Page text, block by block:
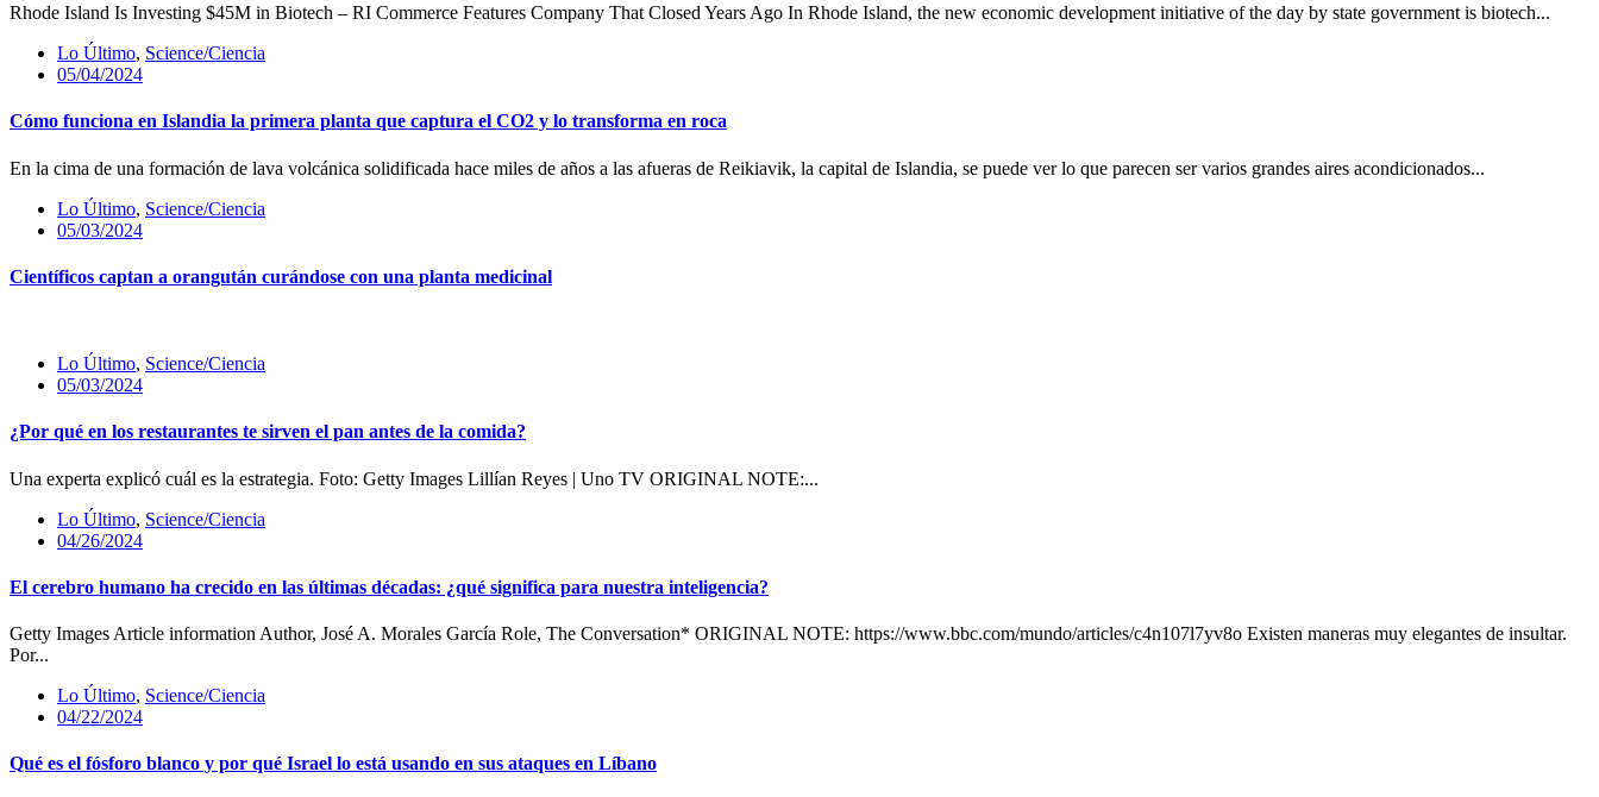
Rhode Island Is Investing $45M in Biotech – RI Commerce Features Company That Closed Years Ago In Rhode Island, the new economic development initiative of the day by state government is biotech...
Lo Último, Science/Ciencia
05/04/2024
Cómo funciona en Islandia la primera planta que captura el CO2 y lo transforma en roca
En la cima de una formación de lava volcánica solidificada hace miles de años a las afueras de Reikiavik, la capital de Islandia, se puede ver lo que parecen ser varios grandes aires acondicionados...
Lo Último, Science/Ciencia
05/03/2024
Científicos captan a orangután curándose con una planta medicinal
Lo Último, Science/Ciencia
05/03/2024
¿Por qué en los restaurantes te sirven el pan antes de la comida?
Una experta explicó cuál es la estrategia. Foto: Getty Images Lillían Reyes | Uno TV ORIGINAL NOTE:...
Lo Último, Science/Ciencia
04/26/2024
El cerebro humano ha crecido en las últimas décadas: ¿qué significa para nuestra inteligencia?
Getty Images Article information Author, José A. Morales García Role, The Conversation* ORIGINAL NOTE: https://www.bbc.com/mundo/articles/c4n107l7yv8o Existen maneras muy elegantes de insultar.
Por...
Lo Último, Science/Ciencia
04/22/2024
Qué es el fósforo blanco y por qué Israel lo está usando en sus ataques en Líbano